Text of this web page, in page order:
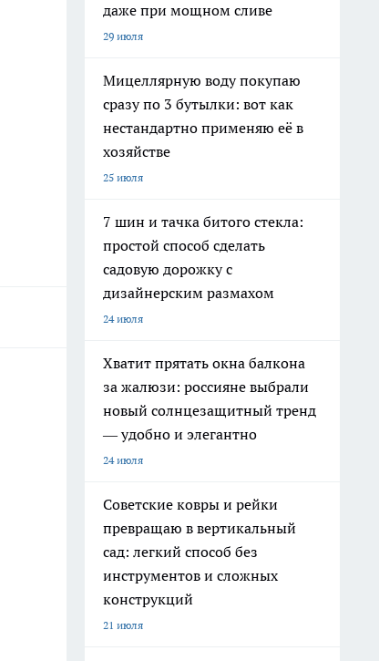
даже при мощном сливе
29 июля
Мицеллярную воду покупаю
сразу по 3 бутылки: вот как
нестандартно применяю её в
хозяйстве
25 июля
7 шин и тачка битого стекла:
простой способ сделать
садовую дорожку с
дизайнерским размахом
24 июля
Хватит прятать окна балкона
за жалюзи: россияне выбрали
новый солнцезащитный тренд
— удобно и элегантно
24 июля
Советские ковры и рейки
превращаю в вертикальный
сад: легкий способ без
инструментов и сложных
конструкций
21 июля